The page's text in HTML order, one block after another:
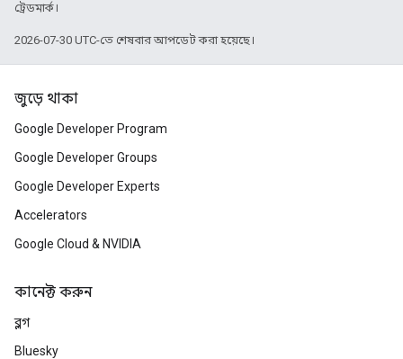
ট্রেডমার্ক।
2026-07-30 UTC-তে শেষবার আপডেট করা হয়েছে।
জুড়ে থাকা
Google Developer Program
Google Developer Groups
Google Developer Experts
Accelerators
Google Cloud & NVIDIA
কানেক্ট করুন
ব্লগ
Bluesky